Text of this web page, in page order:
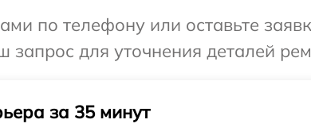
по телефону или оставьте
запрос для уточнения деталей
за 35 минут